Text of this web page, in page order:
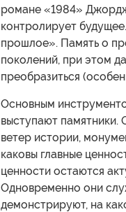
романе «1984»
контролирует
прошлое». Память о
поколений, при этом
преобразиться
Основным
выступают памятники.
ветер истории,
каковы главные
ценности остаются
Одновременно они
демонстрируют, на